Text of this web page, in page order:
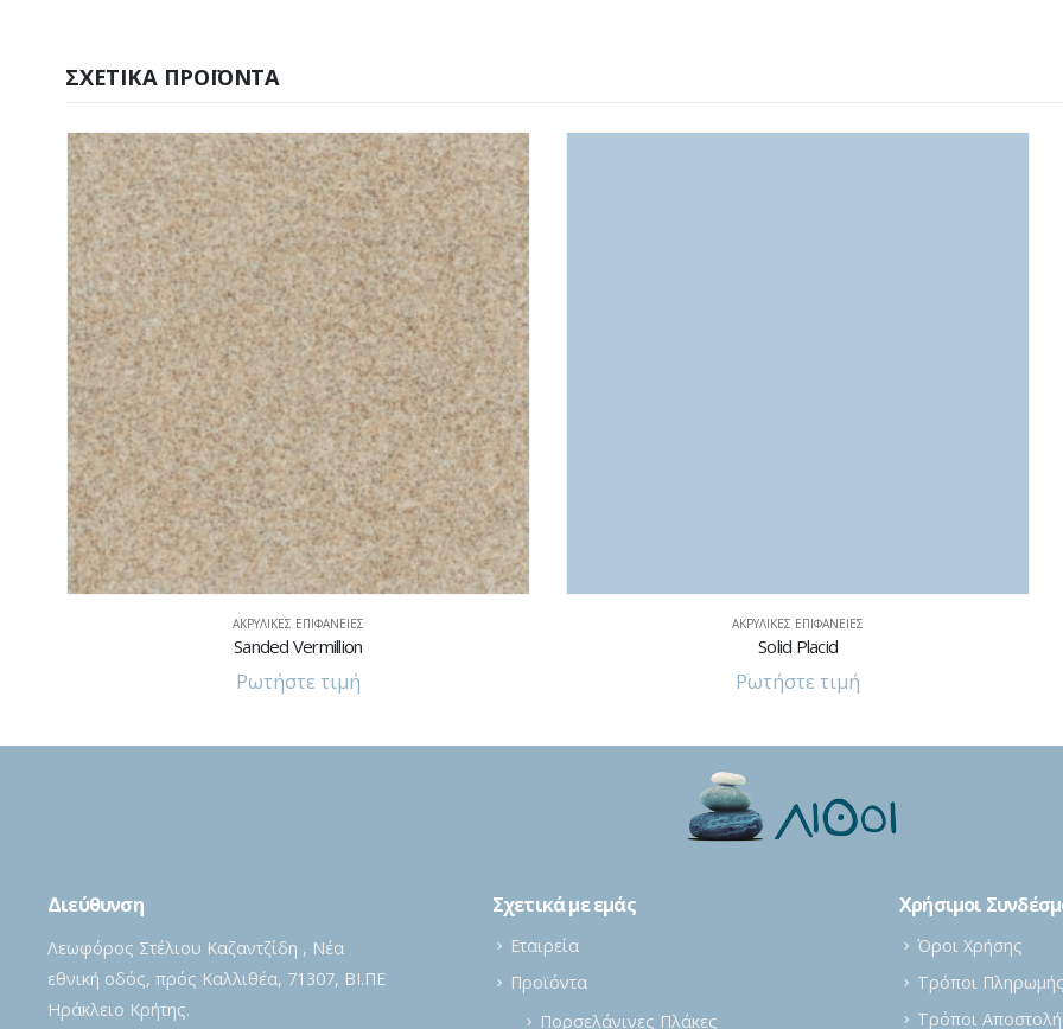
ΣΧΕΤΙΚΆ ΠΡΟΪΌΝΤΑ
ΑΚΡΥΛΙΚΈΣ ΕΠΙΦΆΝΕΙΕΣ
Solid Placid
Ρωτήστε τιμή
ΑΚΡΥΛΙΚΈΣ ΕΠΙΦΆΝΕΙΕΣ
Solid Fog
Ρωτήστε τιμή
Διεύθυνση
Λεωφόρος Στέλιου Καζαντζίδη , Νέα
εθνική οδός, πρός Καλλιθέα, 71307, ΒΙ.ΠΕ
Ηράκλειο Κρήτης.
Σχετικά με εμάς
Εταιρεία
Προϊόντα
Πορσελάνινες Πλάκες
Χρήσιμοι
Όροι Χρήσης
Τρόποι Πληρωμής
Τρόποι